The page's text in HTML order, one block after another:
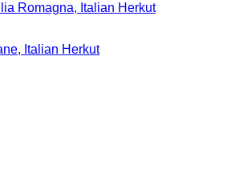
Romagna, Italian Herkut